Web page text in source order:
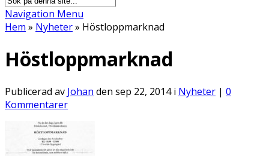
Navigation Menu
Hem » Nyheter» Höstloppmarknad
Höstloppmarknad
Publicerad av Johan den sep 22, 2014 i Nyheter | 0
Kommentarer